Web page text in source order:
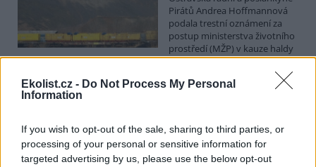
Ekolist.cz - Do Not Process My Personal
Information
If you wish to opt-out of the sale, sharing to third parties, or
processing of your personal or sensitive information for
targeted advertising by us, please use the below opt-out
Pirátů Andrea Hoffmannová
podala trestní oznámení za
postup ministerstva životního
prostředí (MŽP) v kauze haldy
Heřmanice. Vyplývá to ze zprávy, kterou ČTK poskytla Česká
pirátská strana. Požaduje, aby policie prověřila okolnosti odebrání
případu České inspekci životního prostředí (ČIŽP) a zastavení řízení.
Hoffmannová ČTK sdělila, že trestní oznámení podala proti dosud
dalším osobám, jejichž účast na popsaném postupu může být
zjištěna prověřováním. Stanovisko MŽP a ČIŽP ČTK shání.